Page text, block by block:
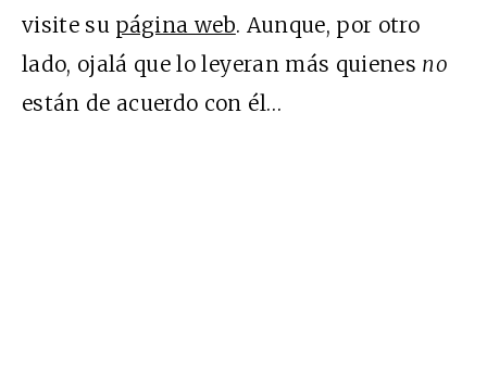
visite su página web. Aunque, por otro
lado, ojalá que lo leyeran más quienes no
están de acuerdo con él…